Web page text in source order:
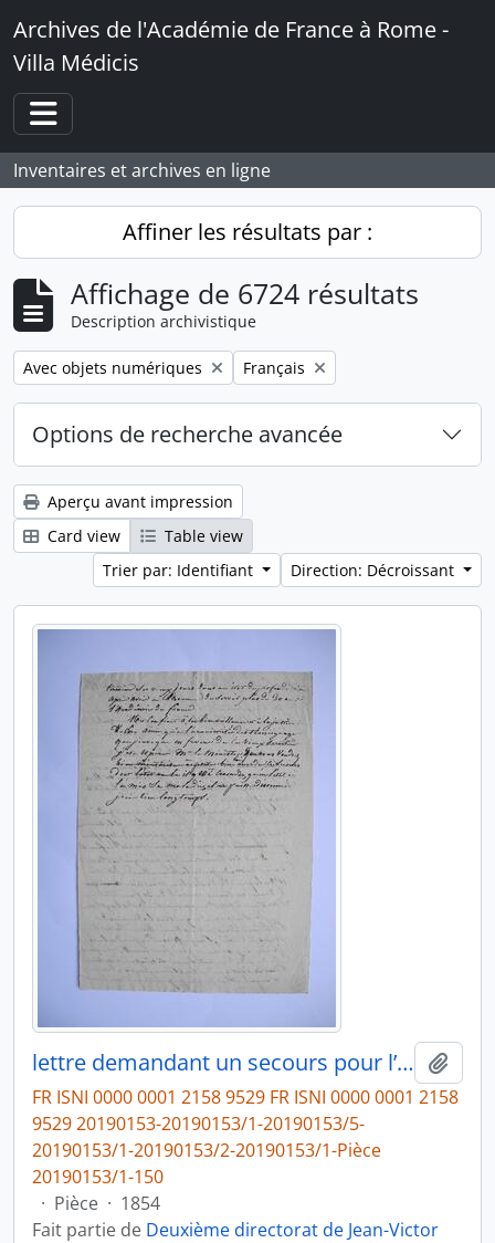
Skip to main content
Archives de l'Académie de France à Rome -
Villa Médicis
Toggle navigation
Inventaires et archives en ligne
Affiner les résultats par :
Affichage de 6724 résultats
Description archivistique
Remove filter:
Avec objets numériques Remove filter:
Français
Options de recherche avancée
Aperçu avant impression
Card view
Table view
Trier par: Identifiant
Direction: Décroissant
lettre demandant un secours pour l’ancien serviteur de l’Académie, Gasperini Adinolfi, malade et dans l’impossibilité de continuer son service, et retenues des pensionnaires, états de service, pièces justificatives du 2e bordereau des dépenses, de Victor Schnetz
FR ISNI 0000 0001 2158 9529 FR ISNI 0000 0001 2158
9529 20190153-20190153/1-20190153/5-
20190153/1-20190153/2-20190153/1-Pièce
20190153/1-150
· Pièce · 1854
Fait partie de Deuxième directorat de Jean-Victor